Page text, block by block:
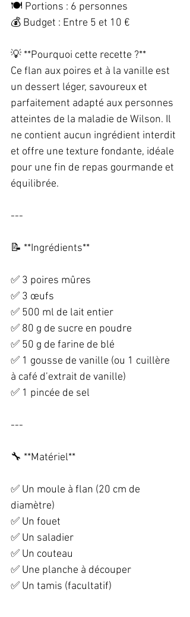
🍽️ Portions : 6 personnes
💰 Budget : Entre 5 et 10 €
💡 **Pourquoi cette recette ?**
Ce flan aux poires et à la vanille est
un dessert léger, savoureux et
parfaitement adapté aux personnes
atteintes de la maladie de Wilson. Il
ne contient aucun ingrédient interdit
et offre une texture fondante, idéale
pour une fin de repas gourmande et
équilibrée.
---
📝 **Ingrédients**
✅ 3 poires mûres
✅ 3 œufs
✅ 500 ml de lait entier
✅ 80 g de sucre en poudre
✅ 50 g de farine de blé
✅ 1 gousse de vanille (ou 1 cuillère
à café d’extrait de vanille)
✅ 1 pincée de sel
---
🔧 **Matériel**
✅ Un moule à flan (20 cm de
diamètre)
✅ Un fouet
✅ Un saladier
✅ Un couteau
✅ Une planche à découper
✅ Un tamis (facultatif)